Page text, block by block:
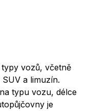
vozů, včetně
a limuzín.
typu vozu, délce
je